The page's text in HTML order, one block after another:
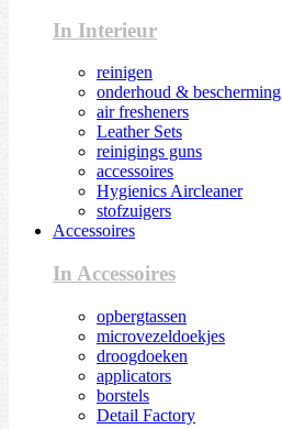
In Interieur
reinigen
onderhoud & bescherming
air fresheners
Leather Sets
reinigings guns
accessoires
Hygienics Aircleaner
stofzuigers
Accessoires
In Accessoires
opbergtassen
microvezeldoekjes
droogdoeken
applicators
borstels
Detail Factory